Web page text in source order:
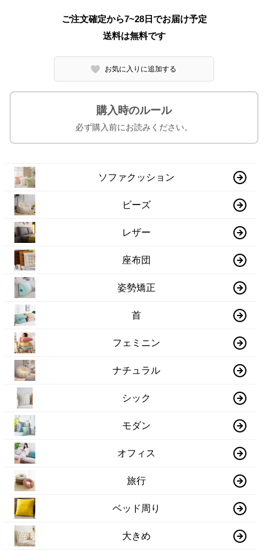
ご注文確定から7~28日でお届け予定
送料は無料です
お気に入りに追加する
購入時のルール
必ず購入前にお読みください。
ソファクッション
ビーズ
レザー
座布団
姿勢矯正
首
フェミニン
ナチュラル
シック
モダン
オフィス
旅行
ベッド周り
大きめ